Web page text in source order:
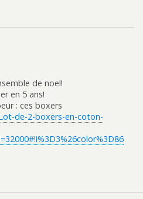
de noel!
en 5 ans!
: ces boxers
de-2-boxers-en-coton-